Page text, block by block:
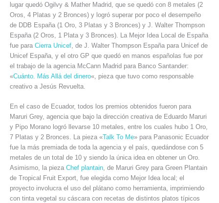
lugar quedó Ogilvy & Mather Madrid, que se quedó con 8 metales (2
Oros, 4 Platas y 2 Bronces) y logró superar por poco el desempeño
de DDB España (1 Oro, 3 Platas y 3 Bronces) y J. Walter Thompson
España (2 Oros, 1 Plata y 3 Bronces). La Mejor Idea Local de España
fue para Cierra Unicef , de J. Walter Thompson España para Unicef de
Unicef España, y el otro GP que quedó en manos españolas fue por
el trabajo de la agencia McCann Madrid para Banco Santander:
«Cuánto. Más Allá del dinero«, pieza que tuvo como responsable
creativo a Jesús Revuelta.
En el caso de Ecuador, todos los premios obtenidos fueron para
Maruri Grey, agencia que bajo la dirección creativa de Eduardo Maruri
y Pipo Morano logró llevarse 10 metales, entre los cuales hubo 1 Oro,
7 Platas y 2 Bronces. La pieza «Talk To Me» para Panasonic Ecuador
fue la más premiada de toda la agencia y el país, quedándose con 5
metales de un total de 10 y siendo la única idea en obtener un Oro.
Asimismo, la pieza Chef plantain, de Maruri Grey para Green Plantain
de Tropical Fruit Export, fue elegida como Mejor Idea local; el
proyecto involucra el uso del plátano como herramienta, imprimiendo
con tinta vegetal su cáscara con recetas de distintos platos típicos